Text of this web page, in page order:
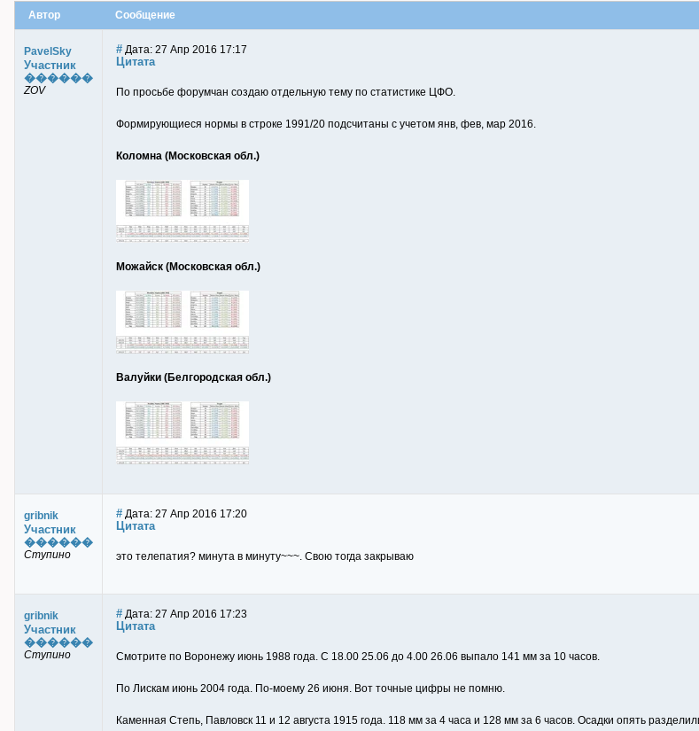
Автор Сообщение
PavelSky
Участник
������
ZOV
# Дата: 27 Апр 2016 17:17
Цитата
По просьбе форумчан создаю отдельную тему по статистике ЦФО.
Формирующиеся нормы в строке 1991/20 подсчитаны с учетом янв, фев, мар 2016.
Коломна (Московская обл.)
Можайск (Московская обл.)
Валуйки (Белгородская обл.)
gribnik
Участник
������
Ступино
# Дата: 27 Апр 2016 17:20
Цитата
это телепатия? минута в минуту~~~. Свою тогда закрываю
gribnik
Участник
������
Ступино
# Дата: 27 Апр 2016 17:23
Цитата
Смотрите по Воронежу июнь 1988 года. С 18.00 25.06 до 4.00 26.06 выпало 141 мм за 10 часов.
По Лискам июнь 2004 года. По-моему 26 июня. Вот точные цифры не помню.
Каменная Степь, Павловск 11 и 12 августа 1915 года. 118 мм за 4 часа и 128 мм за 6 часов. Осадки опять